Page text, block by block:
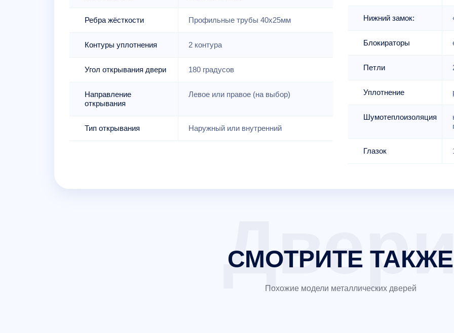
Ребра жёсткости Профильные трубы 40х25мм
Контуры уплотнения 2 контура
Угол открывания двери 180 градусов
Направление
открывания
Левое или правое (на выбор)
Тип открывания Наружный или внутренний
Нижний замок:
Блокираторы
Петли
Уплотнение
Шумотеплоизоляция
Глазок
СМОТРИТЕ ТАКЖЕ
Похожие модели металлических дверей